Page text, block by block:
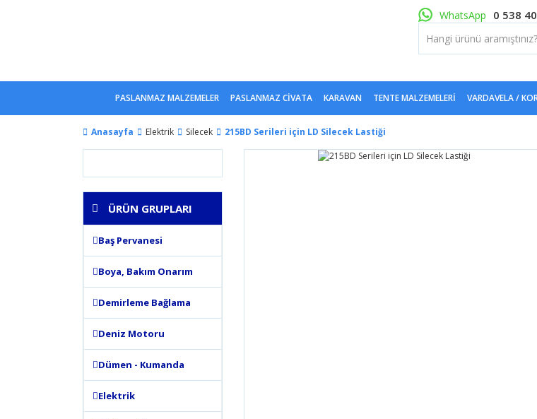
WhatsApp 0 538
PASLANMAZ MALZEMELER PASLANMAZ CİVATA KARAVAN TENTE MALZEMELERI VARDAVELA /
Anasayfa Elektrik Silecek 215BD Serileri için LD Silecek Lastiği
ÜRÜN GRUPLARI
Baş Pervanesi
Boya, Bakım Onarım
Demirleme Bağlama
Deniz Motoru
Dümen - Kumanda
Elektrik